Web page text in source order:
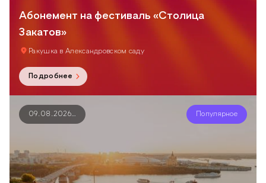
Абонемент на фестиваль «Столица
Закатов»
Ракушка в Александровском саду
Подробнее
09.08.2026… Популярное